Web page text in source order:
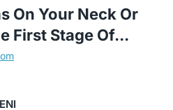
On Your Neck Or
First Stage Of...